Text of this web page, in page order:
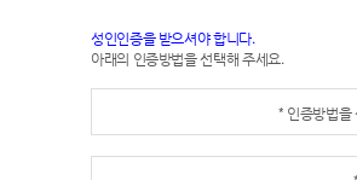
성인인증을 받으셔야 합니다.
아래의 인증방법을 선택해 주세요.
* 인증방법을